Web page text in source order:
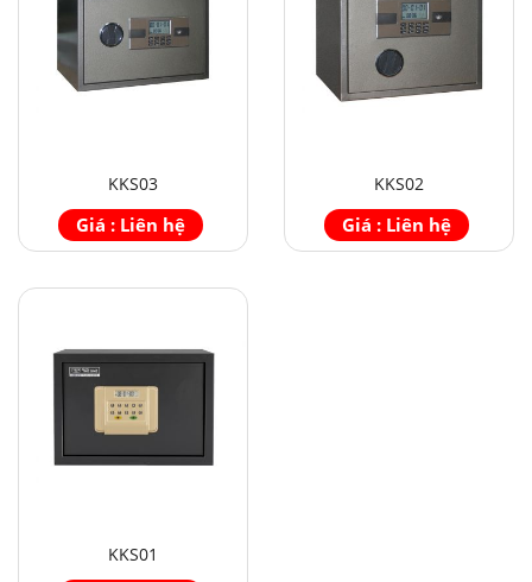
KKS03
Giá : Liên hệ
KKS02
Giá : Liên hệ
KKS01